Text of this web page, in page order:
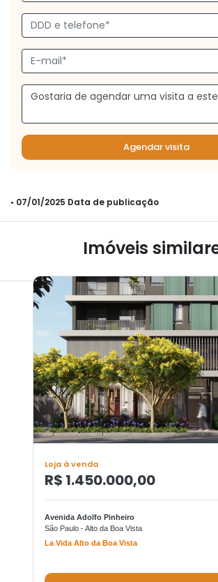
Agendar visita
• 07/01/2025 Data de publicação
Imóveis
Loja à venda
R$ 1.450.000,00
Avenida Adolfo Pinheiro
São Paulo - Alto da Boa Vista
La Vida Alto da Boa Vista